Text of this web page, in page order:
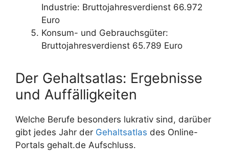
Industrie: Bruttojahresverdienst 66.972
Euro
Konsum- und Gebrauchsgüter:
Bruttojahresverdienst 65.789 Euro
Der Gehaltsatlas: Ergebnisse
und Auffälligkeiten
Welche Berufe besonders lukrativ sind, darüber
gibt jedes Jahr der Gehaltsatlas des Online-
Portals gehalt.de Aufschluss.